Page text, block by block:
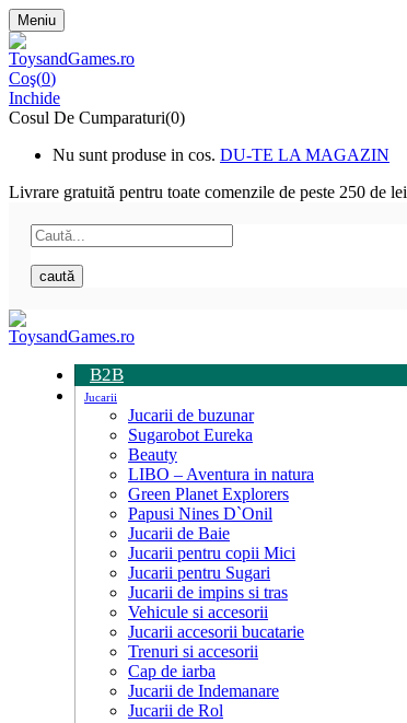
Meniu
Coş(0)
Inchide
Cosul De Cumparaturi(0)
Nu sunt produse in cos. DU-TE LA MAGAZIN
Livrare gratuită pentru toate comenzile de peste 250 de lei
caută
B2B
Jucarii
Jucarii de buzunar
Sugarobot Eureka
Beauty
LIBO – Aventura in natura
Green Planet Explorers
Papusi Nines D`Onil
Jucarii de Baie
Jucarii pentru copii Mici
Jucarii pentru Sugari
Jucarii de impins si tras
Vehicule si accesorii
Jucarii accesorii bucatarie
Trenuri si accesorii
Cap de iarba
Jucarii de Indemanare
Jucarii de Rol